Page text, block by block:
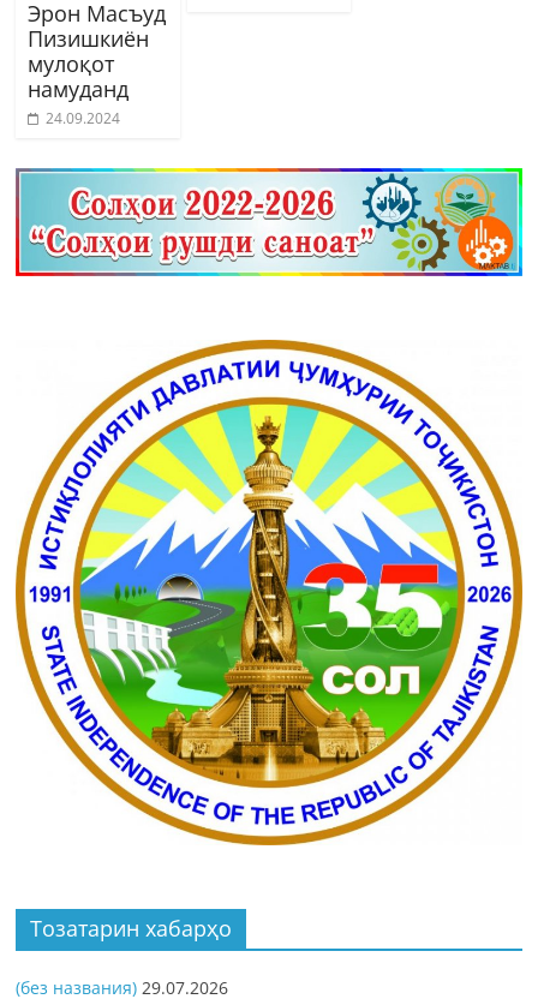
Эрон Масъуд
Пизишкиён
мулоқот
намуданд
24.09.2024
Тозатарин хабарҳо
(без названия) 29.07.2026